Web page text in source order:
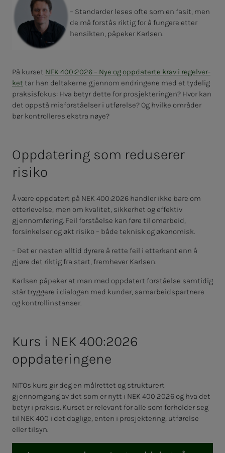
– Standarder leses ofte som en fasit, men
de må forstås riktig for å fungere etter
hensikten, påpeker Karlsen.
På kurset NEK 400:2026 – Nye og opp­­da­­ter­­te krav i re­­gel­ver­­
ket tar han deltakerne gjennom endringene med et tydelig
praksisfokus: Hva betyr dette for prosjekteringen? Hvor kan
det oppstå misforståelser i utførelse? Og hvilke områder
bør kontrolleres ekstra nøye?
Oppdatering som reduserer
risiko
Å være oppdatert på NEK 400:2026 handler ikke bare om
etterlevelse, men om kvalitet, sikkerhet og effektiv
gjennomføring. Feil forståelse kan føre til omarbeid,
forsinkelser og økt risiko – både teknisk og økonomisk.
– Det er nesten alltid dyrere å rette feil i etterkant enn å
gjøre det riktig fra start, fremhever Karlsen.
Karlsen påpeker at man med oppdatert forståelse samtidig
står tryggere i dialogen med kunder, samarbeidspartnere
og kontrollinstanser.
Kurs i NEK 400:2026
oppdateringene
NITOs kurs gir deg en målrettet og strukturert
gjennomgang av det som er nytt i NEK 400:2026 og hva det
betyr i praksis. Kurset er relevant for alle som forholder seg
til NEK 400 i det daglige, enten i prosjektering, utførelse
eller tilsyn.